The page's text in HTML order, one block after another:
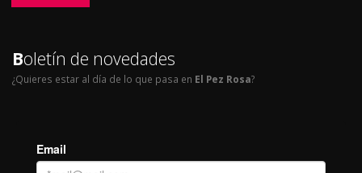
Boletín de novedades
¿Quieres estar al día de lo que pasa en El Pez Rosa?